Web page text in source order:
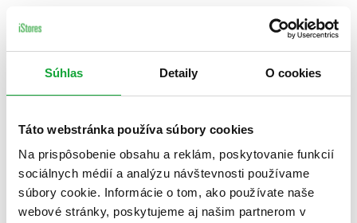
Súhlas Detaily O cookies
Táto webstránka používa súbory cookies
Na prispôsobenie obsahu a reklám, poskytovanie funkcií
sociálnych médií a analýzu návštevnosti používame
súbory cookie. Informácie o tom, ako používate naše
webové stránky, poskytujeme aj našim partnerom v